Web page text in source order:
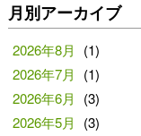
月別アーカイブ
2026年8月
(1)
2026年7月
(1)
2026年6月
(3)
2026年5月
(3)